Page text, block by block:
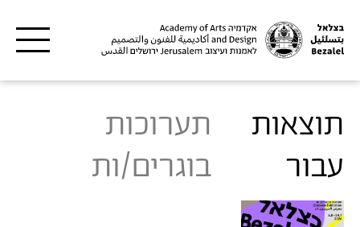
תוצאות
עבור
תערוכות
בוגרים/ות